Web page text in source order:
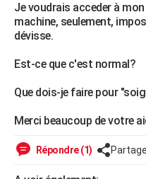
Alimentation
Guide de la santé
Maladies
Médicaments
Sommeil
VOYAGE
PHOTO
GUIDES D'ACHAT
BONS PLANS
CARTE DE VOEUX
Je voudrais acceder à
machine, seulement,
dévisse.
Est-ce que c'est normal?
Que dois-je faire pour
Merci beaucoup de votre
Répondre (1)